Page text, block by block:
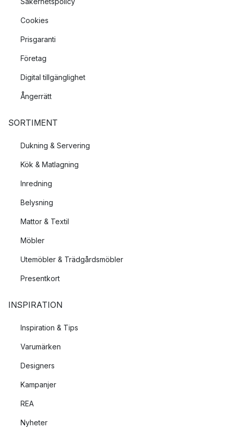
Cookies
Prisgaranti
Företag
Digital tillgänglighet
Ångerrätt
SORTIMENT
Dukning & Servering
Kök & Matlagning
Inredning
Belysning
Mattor & Textil
Möbler
Utemöbler & Trädgårdsmöbler
Presentkort
INSPIRATION
Inspiration & Tips
Varumärken
Designers
Kampanjer
REA
Nyheter